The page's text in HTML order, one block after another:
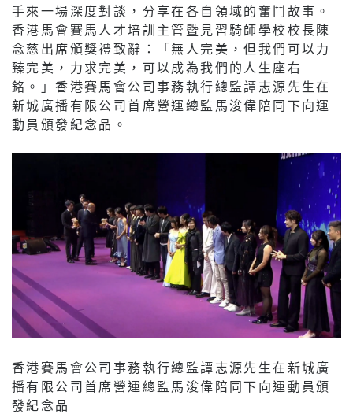
手來一場深度對談，分享在各自領域的奮鬥故事。
香港馬會賽馬人才培訓主管暨見習騎師學校校長陳
念慈出席頒獎禮致辭：「無人完美，但我們可以力
臻完美，力求完美，可以成為我們的人生座右
銘。」香港賽馬會公司事務執行總監譚志源先生在
新城廣播有限公司首席營運總監馬浚偉陪同下向運
動員頒發紀念品。
香港賽馬會公司事務執行總監譚志源先生在新城廣
播有限公司首席營運總監馬浚偉陪同下向運動員頒
發紀念品